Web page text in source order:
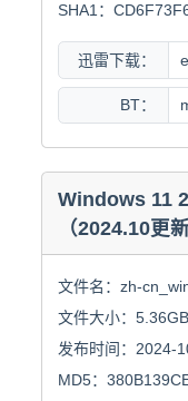
SHA1：
迅雷下载：
BT：
Windows 11
（2024.10更新
文件名：zh-
文件大小：5.36GB
发布时间：2024-
MD5：